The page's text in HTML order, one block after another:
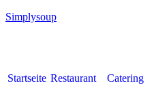
Simplysoup
Startseite Restaurant Catering